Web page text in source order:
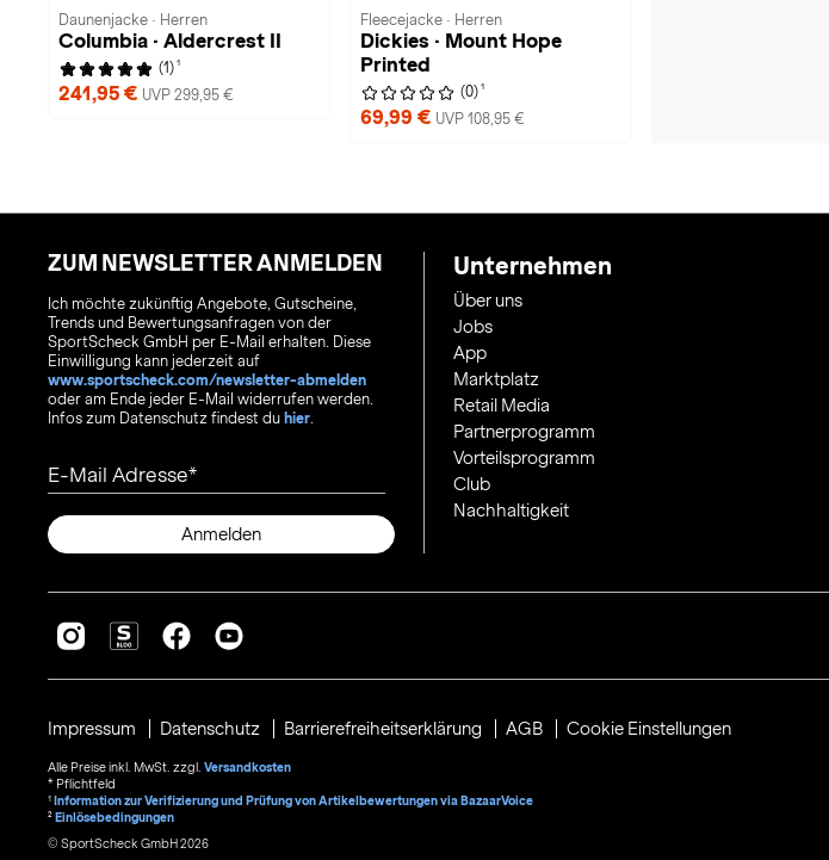
Daunenjacke · Herren
Columbia · Aldercrest II
(1) 1
241,95 € UVP 299,95 €
Fleecejacke · Herren
Dickies · Mount Hope
Printed
(0) 1
69,99 € UVP 108,95 €
ZUM NEWSLETTER ANMELDEN
Ich möchte zukünftig Angebote, Gutscheine,
Trends und Bewertungsanfragen von der
SportScheck GmbH per E-Mail erhalten. Diese
Einwilligung kann jederzeit auf
www.sportscheck.com/newsletter-abmelden
oder am Ende jeder E-Mail widerrufen werden.
Infos zum Datenschutz findest du hier.
E-Mail Adresse
Anmelden
Unternehmen
Über uns
Jobs
App
Marktplatz
Retail Media
Partnerprogramm
Vorteilsprogramm
Club
Nachhaltigkeit
Impressum Datenschutz Barrierefreiheitserklärung AGB Cookie Einstellungen
Alle Preise inkl. MwSt. zzgl. Versandkosten
* Pflichtfeld
1 Information zur Verifizierung und Prüfung von Artikelbewertungen via BazaarVoice
² Einlösebedingungen
© SportScheck GmbH 2026